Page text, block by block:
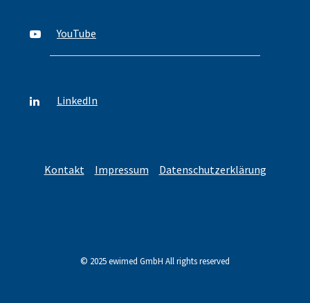
YouTube
LinkedIn
Kontakt Impressum Datenschutzerklärung
© 2025 ewimed GmbH All rights reserved